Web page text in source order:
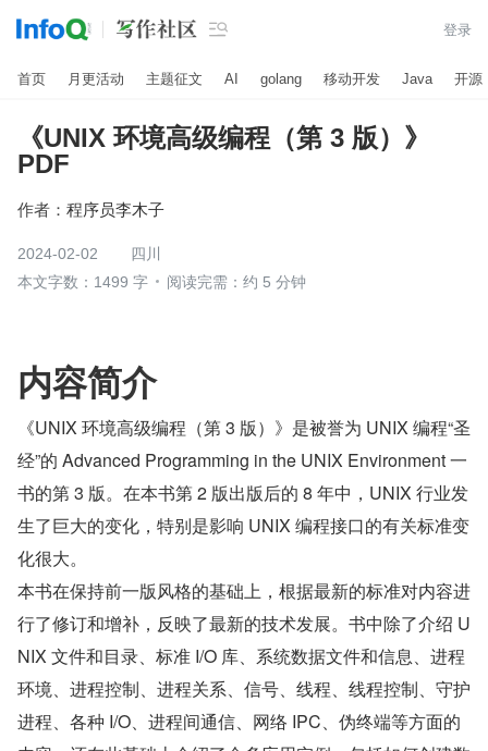
 登录
首页 月更活动 主题征文 AI golang 移动开发 Java 开源
《UNIX 环境高级编程（第 3 版）》
PDF
作者： 程序员李木子
2024-02-02
四川
本文字数：1499 字
阅读完需：约 5 分钟
内容简介
《UNIX 环境高级编程（第 3 版）》是被誉为 UNIX 编程“圣
经”的 Advanced Programming in the UNIX Environment 一
书的第 3 版。在本书第 2 版出版后的 8 年中，UNIX 行业发
生了巨大的变化，特别是影响 UNIX 编程接口的有关标准变
化很大。
本书在保持前一版风格的基础上，根据最新的标准对内容进
行了修订和增补，反映了最新的技术发展。书中除了介绍 U
NIX 文件和目录、标准 I/O 库、系统数据文件和信息、进程
环境、进程控制、进程关系、信号、线程、线程控制、守护
进程、各种 I/O、进程间通信、网络 IPC、伪终端等方面的